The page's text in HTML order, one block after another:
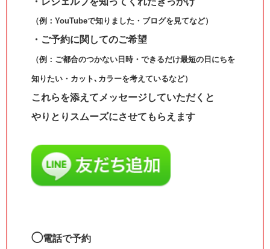
（例：YouTubeで知りました・ブログを見てなど）
・ご予約に関してのご希望
（例：ご都合のつかない日時・できるだけ最短の日にちを
知りたい・カット､カラーを考えているなど）
これらを添えてメッセージしていただくと
やりとりスムーズにさせてもらえます
◯電話で予約